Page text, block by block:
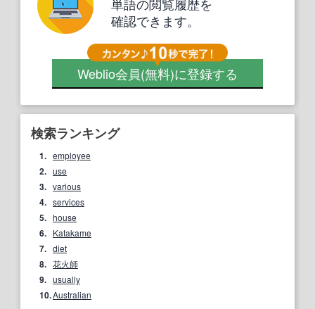
確認できます。
Weblio会員(無料)に登録する
検索ランキング
1. employee
2. use
3. various
4. services
5. house
6. Katakame
7. diet
8. 花火師
9. usually
10.Australian